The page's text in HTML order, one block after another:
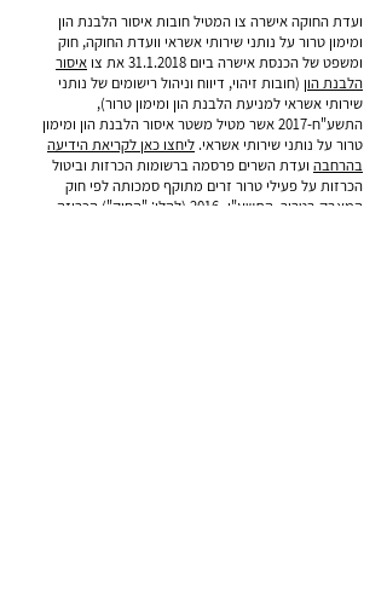
ועדת החוקה אישרה צו המטיל חובות איסור הלבנת הון
ומימון טרור על נותני שירותי אשראי וועדת החוקה, חוק
ומשפט של הכנסת אישרה ביום 31.1.2018את צואיסור
הלבנת הון (חובות זיהוי, דיווח וניהול רישומים של נותני
שירותי אשראי למניעת הלבנת הון ומימון טרור),
התשע"ח-2017 אשר מטיל משטר איסור הלבנת הון ומימון
טרור על נותני שירותי אשראי. ליחצו כאן לקריאת הידיעה
בהרחבה ועדת השרים פרסמה ברשומות הכרזות וביטול
הכרזות על פעילי טרור זרים מתוקף סמכותה לפי חוק
המאבק בטרור, התשע"ו- 2016 (להלן: "החוק") הכריזה